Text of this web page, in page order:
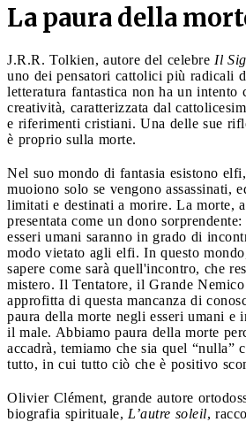
La paura della
J.R.R. Tolkien, autore del celebre Il
uno dei pensatori cattolici più radicali
letteratura fantastica non ha un intento
creatività, caratterizzata dal
e riferimenti cristiani. Una delle sue
è proprio sulla morte.
Nel suo mondo di fantasia esistono
muoiono solo se vengono assassinati,
limitati e destinati a morire. La morte,
presentata come un dono
esseri umani saranno in grado di
modo vietato agli elfi. In questo
sapere come sarà quell'incontro, che
mistero. Il Tentatore, il Grande
approfitta di questa mancanza di
paura della morte negli esseri umani e
il male. Abbiamo paura della morte
accadrà, temiamo che sia quel “nulla”
tutto, in cui tutto ciò che è positivo
Olivier Clément, grande autore
biografia spirituale, L’autre soleil,